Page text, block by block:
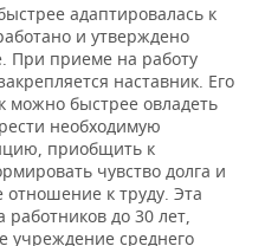
адаптировалась к
и утверждено
При приеме на работу
наставник. Его
можно быстрее овладеть
необходимую
приобщить к
чувство долга и
отношение к труду. Эта
до 30 лет,
учреждение среднего